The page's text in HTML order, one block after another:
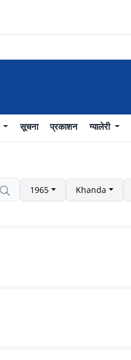
सूचना प्रकाशन ग्यालेरी
1965 Khanda